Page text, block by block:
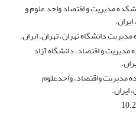
مدیریت و اقتصاد واحد علوم و
دانشگاه تهران، تهران، ایران.
و اقتصاد، دانشگاه آزاد
مدیریت واقتصاد، واحدعلوم
ایران.